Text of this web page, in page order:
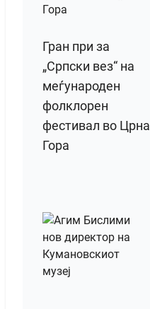
Гран при за
„Српски вез“ на
меѓународен
фолклорен
фестивал во Црна
Гора